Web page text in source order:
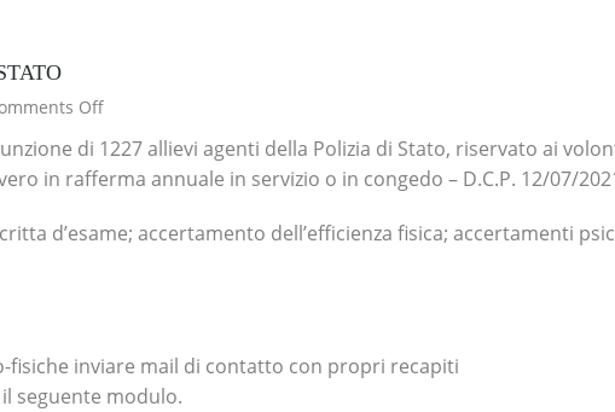
Off
di 1227 allievi agenti della Polizia di Stato, riservato ai
in rafferma annuale in servizio o in congedo – D.C.P. 12/07/
scritta d’esame; accertamento dell’efficienza fisica; accertamenti
fisiche inviare mail di contatto con propri recapiti
seguente modulo.